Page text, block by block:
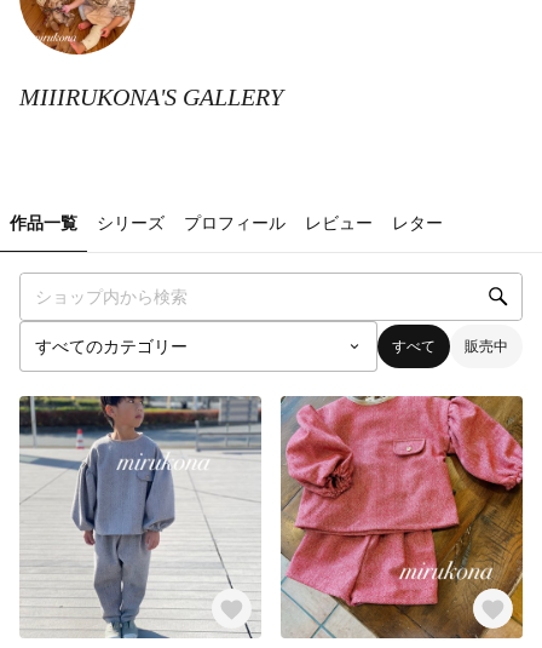
MIIIRUKONA'S GALLERY
作品一覧 シリーズ プロフィール レビュー レター
すべて 販売中